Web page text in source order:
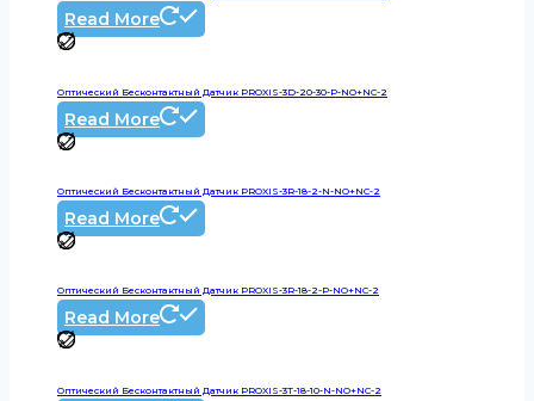
Read More
Оптический Бесконтактный Датчик PROXIS-3D-20-30-P-NO+NC-2
Read More
Оптический Бесконтактный Датчик PROXIS-3R-18-2-N-NO+NC-2
Read More
Оптический Бесконтактный Датчик PROXIS-3R-18-2-P-NO+NC-2
Read More
Оптический Бесконтактный Датчик PROXIS-3T-18-10-N-NO+NC-2